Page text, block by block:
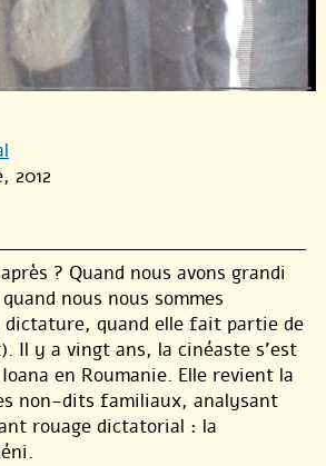
2012
? Quand nous avons grandi
nous nous sommes
quand elle fait partie de
Il y a vingt ans, la cinéaste s’est
en Roumanie. Elle revient la
non-dits familiaux, analysant
rouage dictatorial : la